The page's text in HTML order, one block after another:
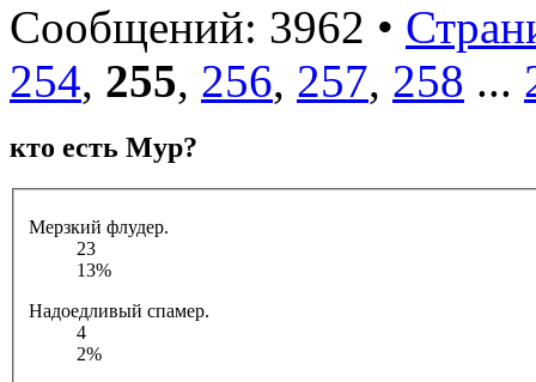
Сообщений: 3962 •
254, 255, 256, 257, 258 ...
кто есть Мур?
Мерзкий флудер.
23
13%
Надоедливый спамер.
4
2%